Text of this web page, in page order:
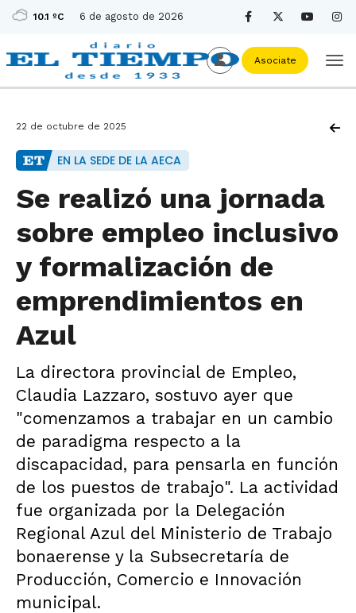
10.1 ºC 6 de agosto de 2026
Asociate
22 de octubre de 2025
EN LA SEDE DE LA AECA
Se realizó una jornada
sobre empleo inclusivo
y formalización de
emprendimientos en
Azul
La directora provincial de Empleo,
Claudia Lazzaro, sostuvo ayer que
"comenzamos a trabajar en un cambio
de paradigma respecto a la
discapacidad, para pensarla en función
de los puestos de trabajo". La actividad
fue organizada por la Delegación
Regional Azul del Ministerio de Trabajo
bonaerense y la Subsecretaría de
Producción, Comercio e Innovación
municipal.